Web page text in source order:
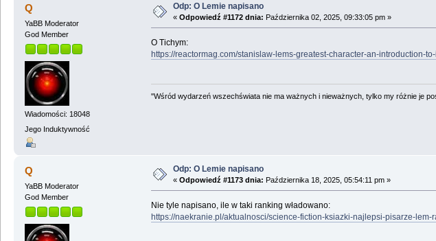
Q
YaBB Moderator
God Member
Wiadomości: 18048
Jego Induktywność
Odp: O Lemie napisano
« Odpowiedź #1172 dnia: Października 02, 2025, 09:33:05 pm »
O Tichym:
https://reactormag.com/stanislaw-lems-greatest-character-an-introduction-
"Wśród wydarzeń wszechświata nie ma ważnych i nieważnych, tylko my różnie je
Q
YaBB Moderator
God Member
Odp: O Lemie napisano
« Odpowiedź #1173 dnia: Października 18, 2025, 05:54:11 pm »
Nie tyle napisano, ile w taki ranking władowano:
https://naekranie.pl/aktualnosci/science-fiction-ksiazki-najlepsi-pisarze-